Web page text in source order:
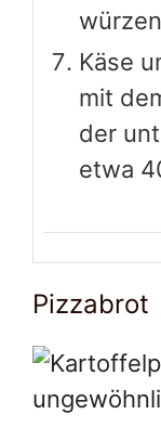
Käse
mit
der
etwa
Pizzabrot